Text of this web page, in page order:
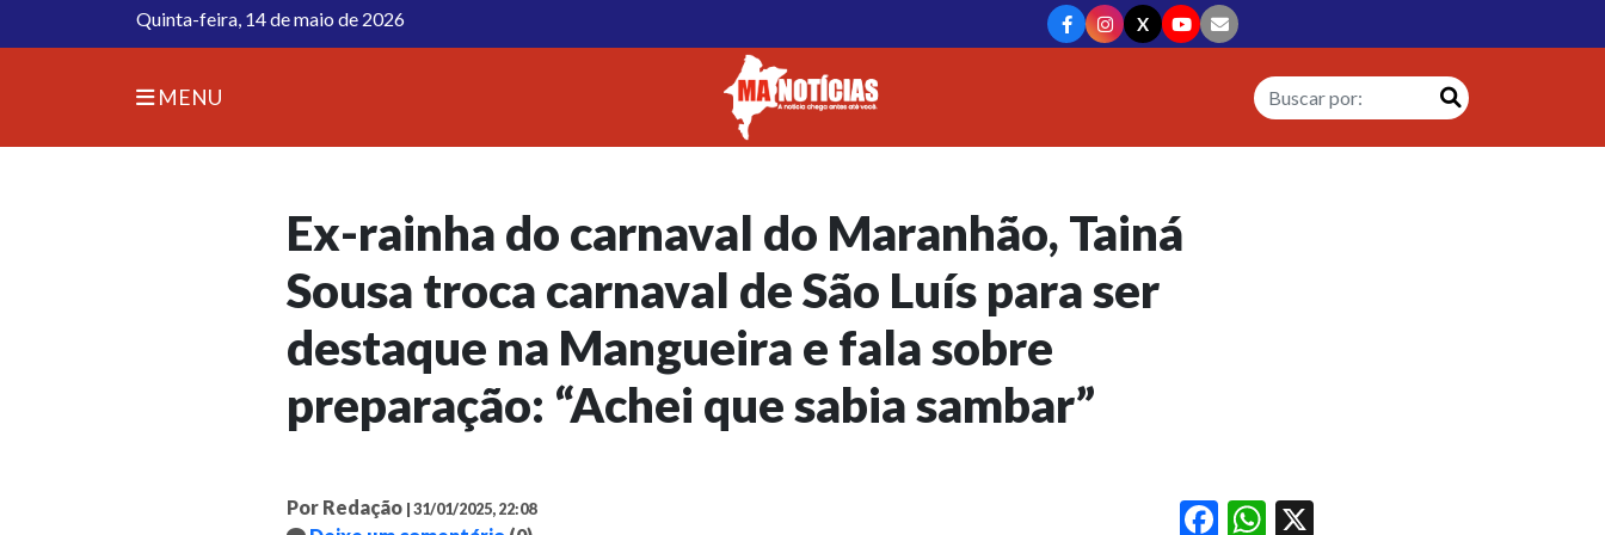
Quinta-feira, 14 de maio de 2026 X
MENU
Ex-rainha do carnaval do Maranhão, Tainá
Sousa troca carnaval de São Luís para ser
destaque na Mangueira e fala sobre
preparação: “Achei que sabia sambar”
Por Redação | 31/01/2025, 22:08
FacebookWhatsApp